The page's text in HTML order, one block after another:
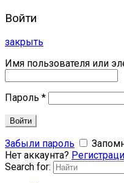
Войти
закрыть
Имя пользователя или
Пароль *
Войти
Забыли пароль
Нет аккаунта?
Search for: